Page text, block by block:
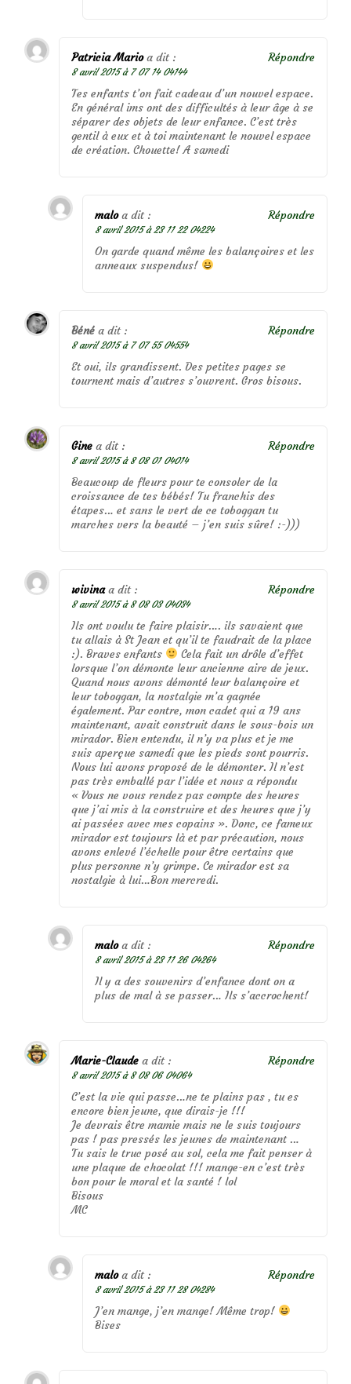
Patricia Mario a dit :
8 avril 2015 à 7 07 14 04144
Tes enfants t’on fait cadeau d’un nouvel espace.
En général ims ont des difficultés à leur âge à se
séparer des objets de leur enfance. C’est très
gentil à eux et à toi maintenant le nouvel espace
de création. Chouette! A samedi
Répondre
malo a dit :
8 avril 2015 à 23 11 22 04224
On garde quand même les balançoires et les
anneaux suspendus!
Répondre
Béné a dit :
8 avril 2015 à 7 07 55 04554
Et oui, ils grandissent. Des petites pages se
tournent mais d’autres s’ouvrent. Gros bisous.
Répondre
Gine a dit :
8 avril 2015 à 8 08 01 04014
Beaucoup de fleurs pour te consoler de la
croissance de tes bébés! Tu franchis des
étapes… et sans le vert de ce toboggan tu
marches vers la beauté – j’en suis sûre! :-)))
Répondre
wivina a dit :
8 avril 2015 à 8 08 03 04034
Ils ont voulu te faire plaisir…. ils savaient que
tu allais à St Jean et qu’il te faudrait de la place
:). Braves enfants
Cela fait un drôle d’effet
lorsque l’on démonte leur ancienne aire de jeux.
Quand nous avons démonté leur balançoire et
leur toboggan, la nostalgie m’a gagnée
également. Par contre, mon cadet qui a 19 ans
maintenant, avait construit dans le sous-bois un
mirador. Bien entendu, il n’y va plus et je me
suis aperçue samedi que les pieds sont pourris.
Nous lui avons proposé de le démonter. Il n’est
pas très emballé par l’idée et nous a répondu
« Vous ne vous rendez pas compte des heures
que j’ai mis à la construire et des heures que j’y
ai passées avec mes copains ». Donc, ce fameux
mirador est toujours là et par précaution, nous
avons enlevé l’échelle pour être certains que
plus personne n’y grimpe. Ce mirador est sa
nostalgie à lui…Bon mercredi.
Répondre
malo a dit :
8 avril 2015 à 23 11 26 04264
Il y a des souvenirs d’enfance dont on a
plus de mal à se passer… Ils s’accrochent!
Répondre
Marie-Claude a dit :
8 avril 2015 à 8 08 06 04064
C’est la vie qui passe…ne te plains pas , tu es
encore bien jeune, que dirais-je !!!
Je devrais être mamie mais ne le suis toujours
pas ! pas pressés les jeunes de maintenant …
Tu sais le truc posé au sol, cela me fait penser à
une plaque de chocolat !!! mange-en c’est très
bon pour le moral et la santé ! lol
Bisous
MC
Répondre
malo a dit :
8 avril 2015 à 23 11 28 04284
J’en mange, j’en mange! Même trop!
Bises
Répondre